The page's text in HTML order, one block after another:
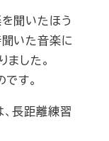
聞いたほう
いた音楽に
した。
す。
長距離練習